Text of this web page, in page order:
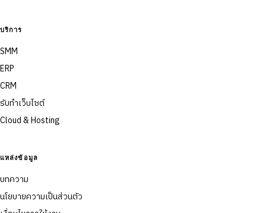
บริการ
SMM
ERP
CRM
รับทำเว็บไซต์
Cloud & Hosting
แหล่งข้อมูล
บทความ
นโยบายความเป็นส่วนตัว